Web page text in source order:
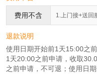
费用不含 1.上门接+送回
退款说明
使用日期开始前1天15:00之
1天20:00之前申请，收取
之前申请，不可退；使用日